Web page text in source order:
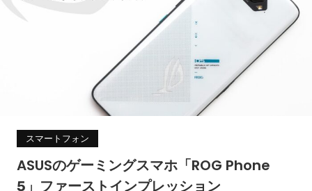
スマートフォン
ASUSのゲーミングスマホ「ROG Phone
5」ファーストインプレッション